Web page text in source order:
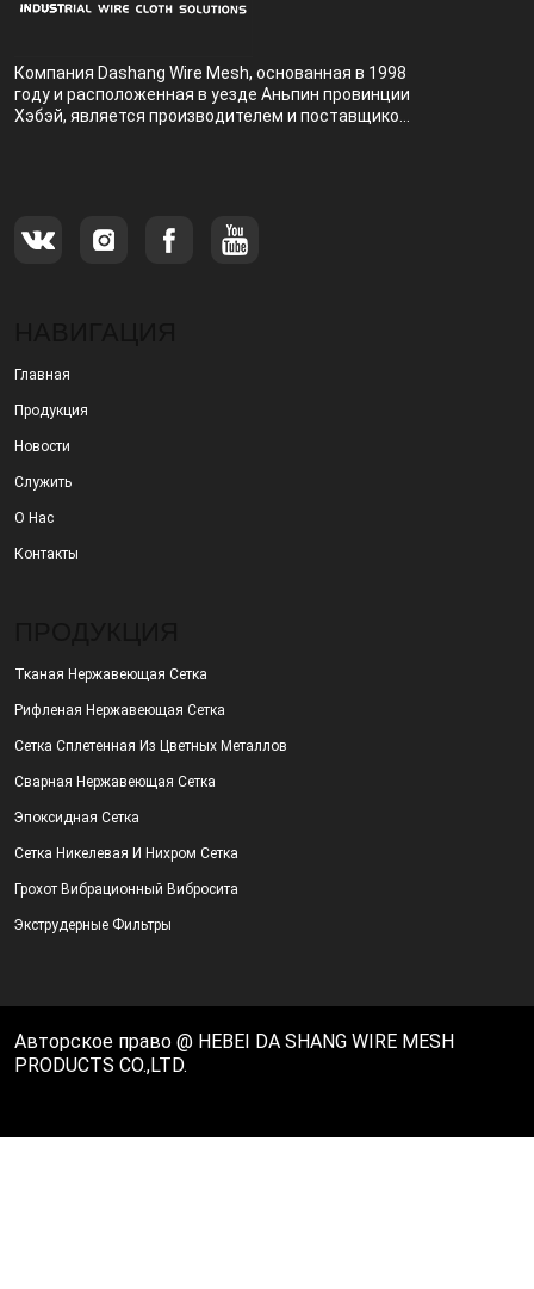
Компания Dashang Wire Mesh, основанная в 1998
году и расположенная в уезде Аньпин провинции
Хэбэй, является производителем и поставщиком,
Главная
Продукция
Новости
Служить
О Нас
Контакты
Тканая Нержавеющая Сетка
Рифленая Нержавеющая Сетка
Сетка Сплетенная Из Цветных Металлов
Сварная Нержавеющая Сетка
Эпоксидная Сетка
Сетка Никелевая И Нихром Сетка
Грохот Вибрационный Вибросита
Экструдерные Фильтры
Авторское право @ HEBEI DA SHANG WIRE MESH
PRODUCTS CO.,LTD.